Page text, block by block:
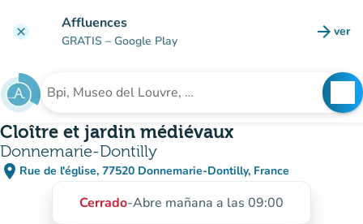
clear Affluences
GRATIS – Google Play arrow_forward ver
Buscar un establecimiento
Cloître et jardin médiévaux
Donnemarie-Dontilly
place Rue de l'église, 77520 Donnemarie-Dontilly, France
(abrir en Google Maps)
(nueva pestaña)
Cerrado-Abre mañana a las 09:00